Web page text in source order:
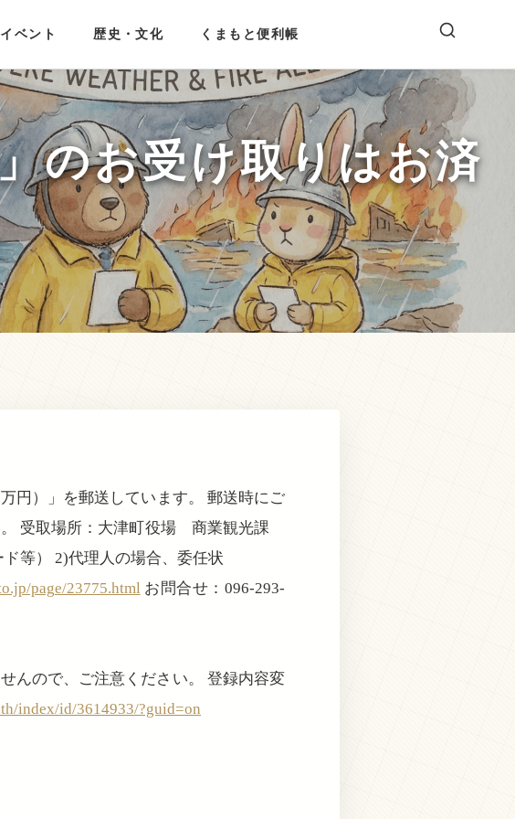
イベント 歴史・文化 くまもと便利帳
のお受け取りはお済
円）」を郵送しています。 郵送時にご
。 受取場所：大津町役場 商業観光課
等） 2)代理人の場合、委任状
page/23775.html お問合せ：096-293-
ので、ご注意ください。 登録内容変
index/id/3614933/?guid=on